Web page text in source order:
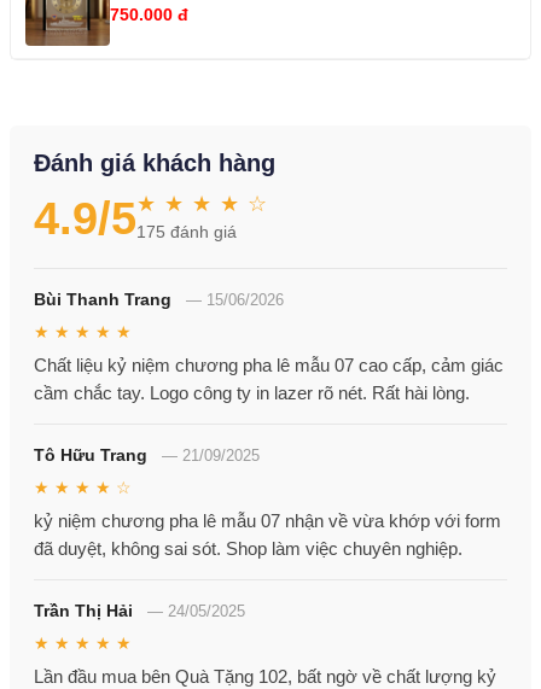
750.000 đ
Đánh giá khách hàng
4.9/5★ ★ ★ ★ ☆
175 đánh giá
Bùi Thanh Trang — 15/06/2026
★ ★ ★ ★ ★
Chất liệu kỷ niệm chương pha lê mẫu 07 cao cấp, cảm giác
cầm chắc tay. Logo công ty in lazer rõ nét. Rất hài lòng.
Tô Hữu Trang — 21/09/2025
★ ★ ★ ★ ☆
kỷ niệm chương pha lê mẫu 07 nhận về vừa khớp với form
đã duyệt, không sai sót. Shop làm việc chuyên nghiệp.
Trần Thị Hải — 24/05/2025
★ ★ ★ ★ ★
Lần đầu mua bên Quà Tặng 102, bất ngờ về chất lượng kỷ